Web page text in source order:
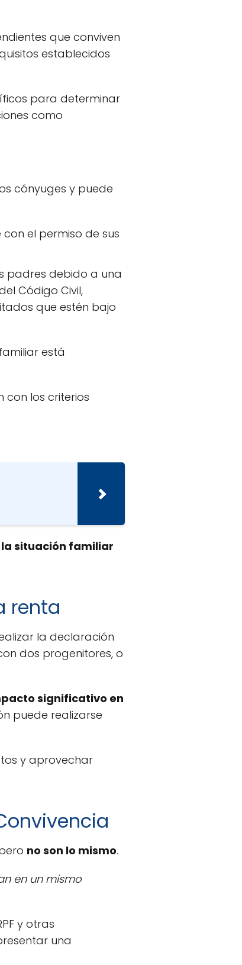
que conviven
establecidos
para determinar
como
cónyuges y puede
el permiso de sus
padres debido a una
Código Civil,
que estén bajo
está
con los criterios
situación familiar
renta
la declaración
dos progenitores, o
significativo en
puede realizarse
y aprovechar
no son lo mismo.
en un mismo
y otras
una